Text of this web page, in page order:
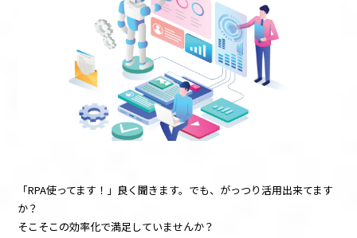
お問い合わせ
このサイトについて
「RPA使ってます！」良く聞きます。でも、がっつり活用出来てます
か？
そこそこの効率化で満足していませんか？